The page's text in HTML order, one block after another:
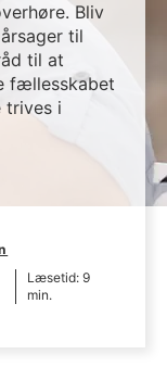
Bliv
til
til at
fællesskabet
trives i
Læsetid: 9
min.